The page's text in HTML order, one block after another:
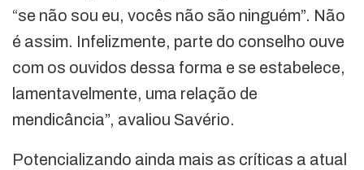
“se não sou eu, vocês não são ninguém”. Não
é assim. Infelizmente, parte do conselho ouve
com os ouvidos dessa forma e se estabelece,
lamentavelmente, uma relação de
mendicância”, avaliou Savério.
Potencializando ainda mais as críticas a atual